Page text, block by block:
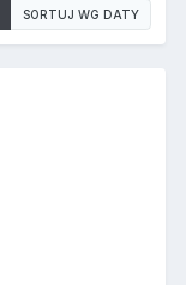
SORTUJ WG DATY